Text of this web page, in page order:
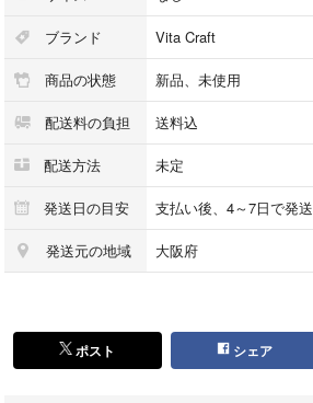
ブランド Vita Craft
商品の状態 新品、未使用
配送料の負担 送料込
配送方法 未定
発送日の目安 支払い後、4～7日で発送
発送元の地域 大阪府
ポスト シェア